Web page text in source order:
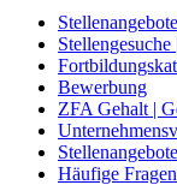
Stellengesuche
Bewerbung
ZFA Gehalt |
Häufige Fragen